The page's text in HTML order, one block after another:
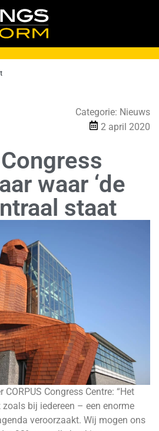
Categorie: Nieuws
2 april 2020
waar ‘de
staat
Congress Centre: “Het
bij iedereen – een enorme
veroorzaakt. Wij mogen ons